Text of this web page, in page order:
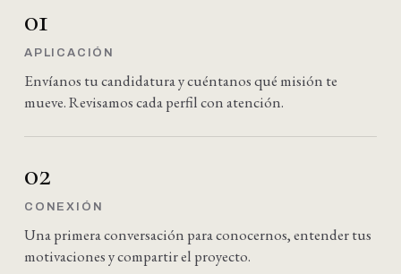
01
APLICACIÓN
Envíanos tu candidatura y cuéntanos qué misión te
mueve. Revisamos cada perfil con atención.
02
CONEXIÓN
Una primera conversación para conocernos, entender tus
motivaciones y compartir el proyecto.